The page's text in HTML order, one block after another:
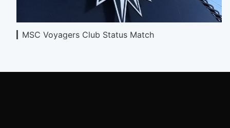
MSC Voyagers Club Status Match